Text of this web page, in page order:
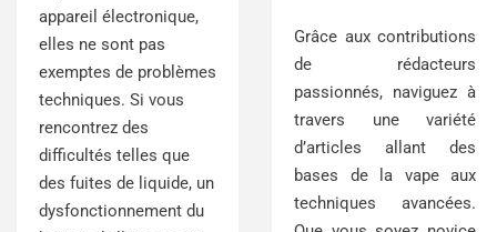
appareil électronique,
elles ne sont pas
exemptes de problèmes
techniques. Si vous
rencontrez des
difficultés telles que
des fuites de liquide, un
dysfonctionnement du
Grâce aux contributions
de rédacteurs
passionnés, naviguez à
travers une variété
d’articles allant des
bases de la vape aux
techniques avancées.